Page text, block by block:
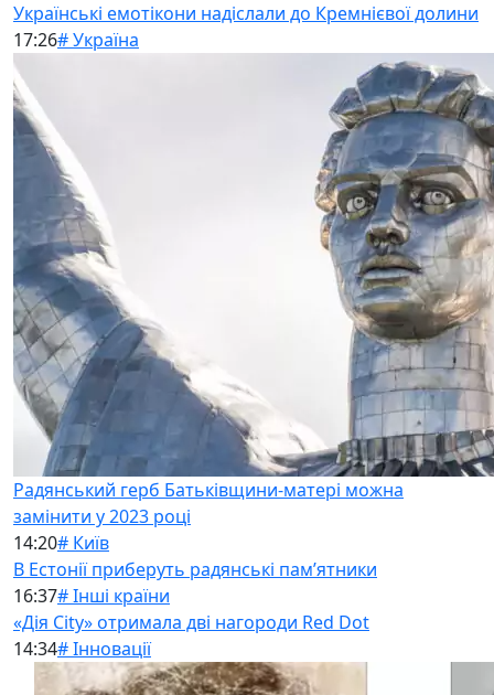
Українські емотікони надіслали до Кремнієвої долини
17:26# Україна
Радянський герб Батьківщини-матері можна
замінити у 2023 році
14:20# Київ
В Естонії приберуть радянські памʼятники
16:37# Інші країни
«Дія City» отримала дві нагороди Red Dot
14:34# Інновації